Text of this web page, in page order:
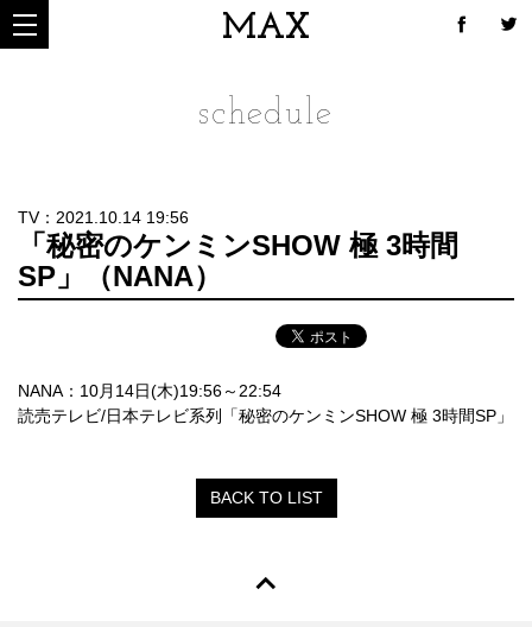
MAX
schedule
TV：2021.10.14 19:56
「秘密のケンミンSHOW 極 3時間
SP」（NANA）
NANA：10月14日(木)19:56～22:54
読売テレビ/日本テレビ系列「秘密のケンミンSHOW 極 3時間SP」
BACK TO LIST